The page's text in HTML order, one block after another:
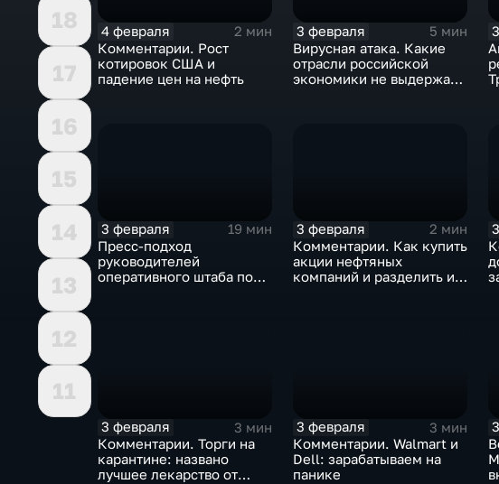
18
17
16
15
14
13
12
11
4 февраля
2 мин
Комментарии. Рост
котировок США и
падение цен на нефть
3 февраля
5 мин
Вирусная атака. Какие
отрасли российской
экономики не выдержат
3 февраля
19 мин
Пресс-подход
руководителей
оперативного штаба по
3 февраля
2 мин
Комментарии. Как купить
акции нефтяных
компаний и разделить их
3 февраля
3 мин
Комментарии. Торги на
карантине: названо
лучшее лекарство от
3 февраля
3 мин
Комментарии. Walmart и
Dell: зарабатываем на
панике